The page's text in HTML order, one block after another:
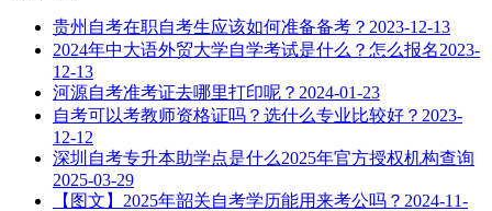
贵州自考在职自考生应该如何准备备考？ 2023-12-13
2024年中大语外贸大学自学考试是什么？怎么报名2023-
12-13
河源自考准考证去哪里打印呢？ 2024-01-23
自考可以考教师资格证吗？选什么专业比较好？ 2023-
12-12
深圳自考专升本助学点是什么2025年官方授权机构查询
2025-03-29
【图文】2025年韶关自考学历能用来考公吗？ 2024-11-